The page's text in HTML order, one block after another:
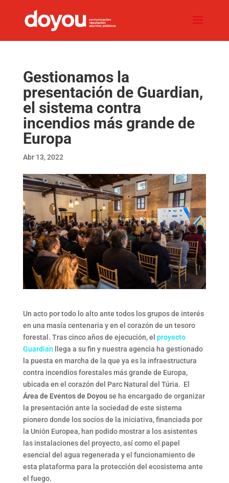
Gestionamos la
presentación de Guardian,
el sistema contra
incendios más grande de
Europa
Abr 13, 2022
Un acto por todo lo alto ante todos los grupos de interés
en una masía centenaria y en el corazón de un tesoro
forestal. Tras cinco años de ejecución, el proyecto
Guardian llega a su fin y nuestra agencia ha gestionado
la puesta en marcha de la que ya es la infraestructura
contra incendios forestales más grande de Europa,
ubicada en el corazón del Parc Natural del Túria. El
Área de Eventos de Doyou se ha encargado de organizar
la presentación ante la sociedad de este sistema
pionero donde los socios de la iniciativa, financiada por
la Unión Europea, han podido mostrar a los asistentes
las instalaciones del proyecto, así como el papel
esencial del agua regenerada y el funcionamiento de
esta plataforma para la protección del ecosistema ante
el fuego.